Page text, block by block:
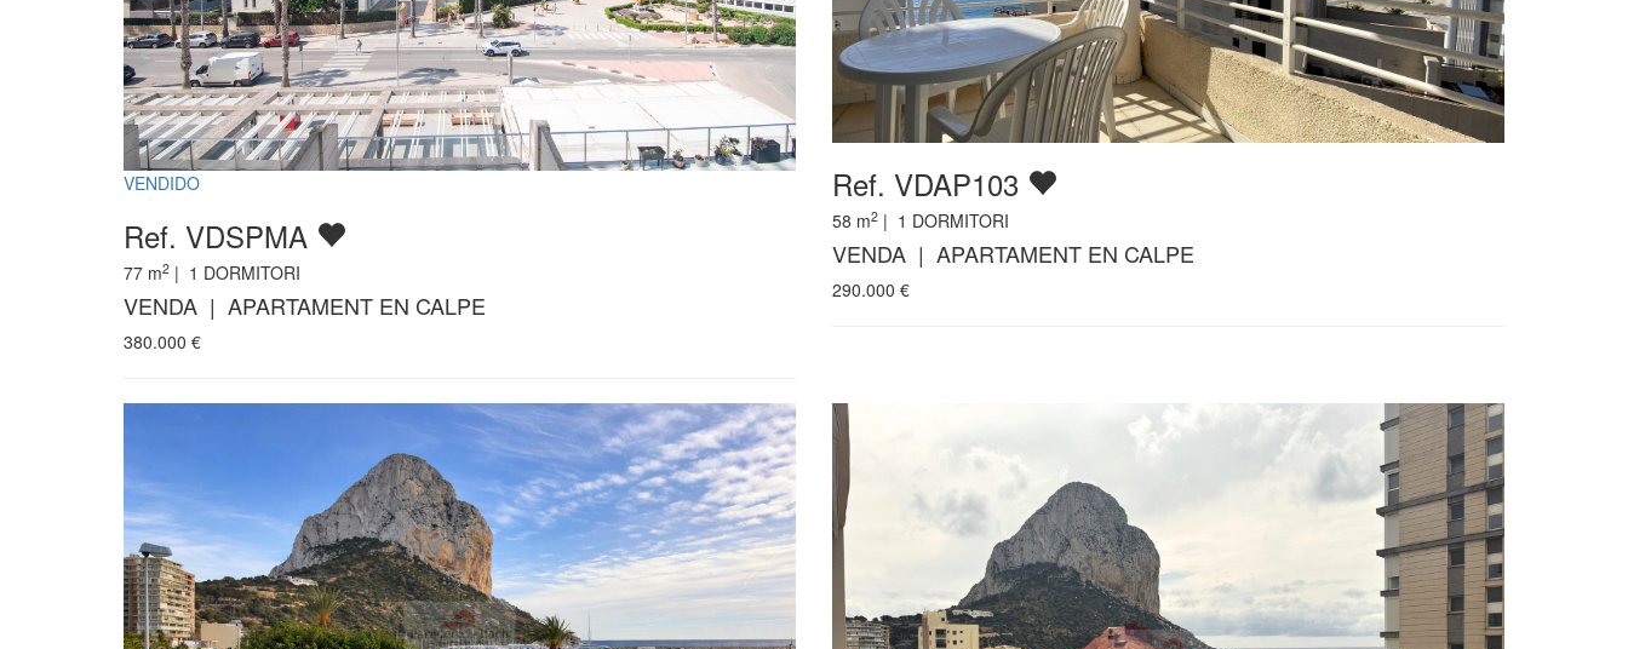
VENDIDO
Ref. VDSPMA
77 m2 | 1 DORMITORI
VENDA | APARTAMENT EN CALPE
380.000 €
Ref. VDAP103
58 m2 | 1 DORMITORI
VENDA | APARTAMENT EN CALPE
290.000 €